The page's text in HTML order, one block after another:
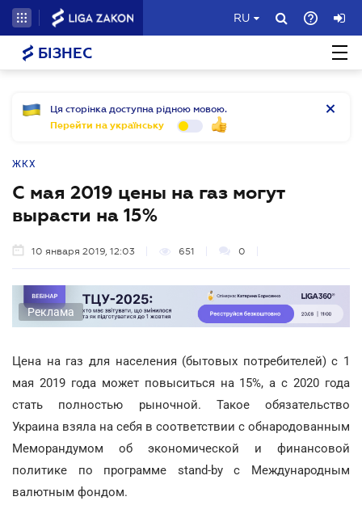
RU
БІЗНЕС
Ця сторінка доступна рідною мовою.
Перейти на українську
ЖКХ
С мая 2019 цены на газ могут
вырасти на 15%
10 января 2019, 12:03 651 0
Реклама
Цена на газ для населения (бытовых потребителей) с 1
мая 2019 года может повыситься на 15%, а с 2020 года
стать полностью рыночной. Такое обязательство
Украина взяла на себя в соответствии с обнародованным
Меморандумом об экономической и финансовой
политике по программе stand-by с Международным
валютным фондом.